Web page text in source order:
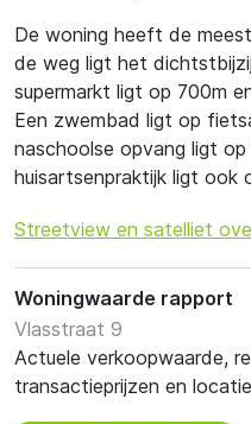
De woning heeft de
de weg ligt het
supermarkt ligt op 700m
Een zwembad ligt op
naschoolse opvang ligt
huisartsenpraktijk ligt ook
Streetview en satelliet
Woningwaarde rapport
Vlasstraat 9
Actuele verkoopwaarde,
transactieprijzen en locatie